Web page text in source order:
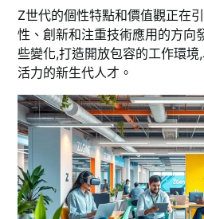
Z世代的個性特點和價值觀正在
性、創新和注重技術應用的方向
些變化,打造開放包容的工作環
活力的新生代人才。